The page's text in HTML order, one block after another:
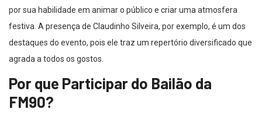
por sua habilidade em animar o público e criar uma atmosfera
festiva. A presença de Claudinho Silveira, por exemplo, é um dos
destaques do evento, pois ele traz um repertório diversificado que
agrada a todos os gostos.
Por que Participar do Bailão da
FM90?